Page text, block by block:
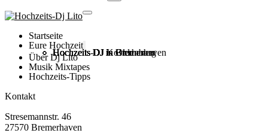
Startseite
Eure Hochzeit
Hochzeits DJ in Bremen
Hochzeits DJ in Bremerhaven
Hochzeits DJ in Cuxhaven
Hochzeits DJ in Oldenburg
Hochzeits-DJ Kosten
Über Dj Lito
Musik Mixtapes
Hochzeits-Tipps
Kontakt
Stresemannstr. 46
27570 Bremerhaven